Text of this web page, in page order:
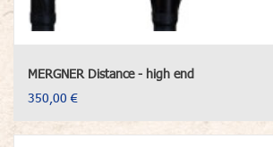
MERGNER Distance - high end
350,00 €